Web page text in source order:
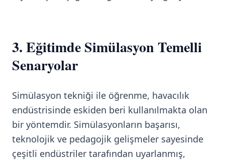
3. Eğitimde Simülasyon Temelli
Senaryolar
Simülasyon tekniği ile öğrenme, havacılık
endüstrisinde eskiden beri kullanılmakta olan
bir yöntemdir. Simülasyonların başarısı,
teknolojik ve pedagojik gelişmeler sayesinde
çeşitli endüstriler tarafından uyarlanmış,